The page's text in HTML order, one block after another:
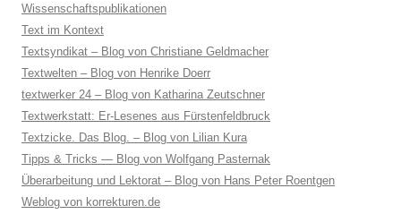
Wissenschaftspublikationen
Text im Kontext
Textsyndikat – Blog von Christiane Geldmacher
Textwelten – Blog von Henrike Doerr
textwerker 24 – Blog von Katharina Zeutschner
Textwerkstatt: Er-Lesenes aus Fürstenfeldbruck
Textzicke. Das Blog. – Blog von Lilian Kura
Tipps & Tricks — Blog von Wolfgang Pasternak
Überarbeitung und Lektorat – Blog von Hans Peter Roentgen
Weblog von korrekturen.de